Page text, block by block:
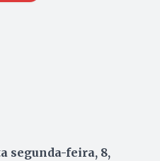
segunda-feira, 8,